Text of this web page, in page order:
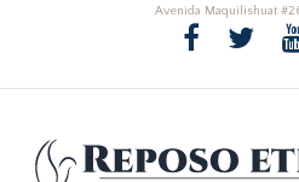
Avenida Maquilishuat